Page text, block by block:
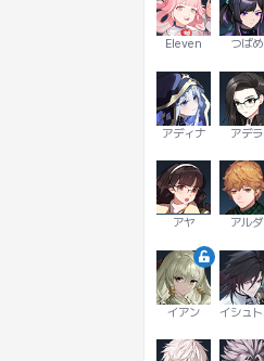
Eleven つばめ
アディナ アデラ
アヤ アルダ
イアン